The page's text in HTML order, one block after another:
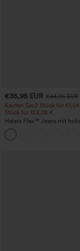
€35,95 EUR €44,95 EUR
Kaufen Sie 2 Stück für
Stück für 123,08 €.
Halara Flex™ Jeans mit
und Taschen, gewaschener,
Bootcut